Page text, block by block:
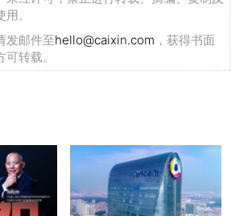
。
发邮件至hello@caixin.com ，获得书面
转载。